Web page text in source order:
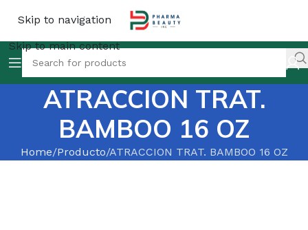
Skip to navigation
Skip to main content
ATRACCION TRAT.
BAMBOO 16 OZ
Home Producto ATRACCION TRAT. BAMBOO 16 OZ